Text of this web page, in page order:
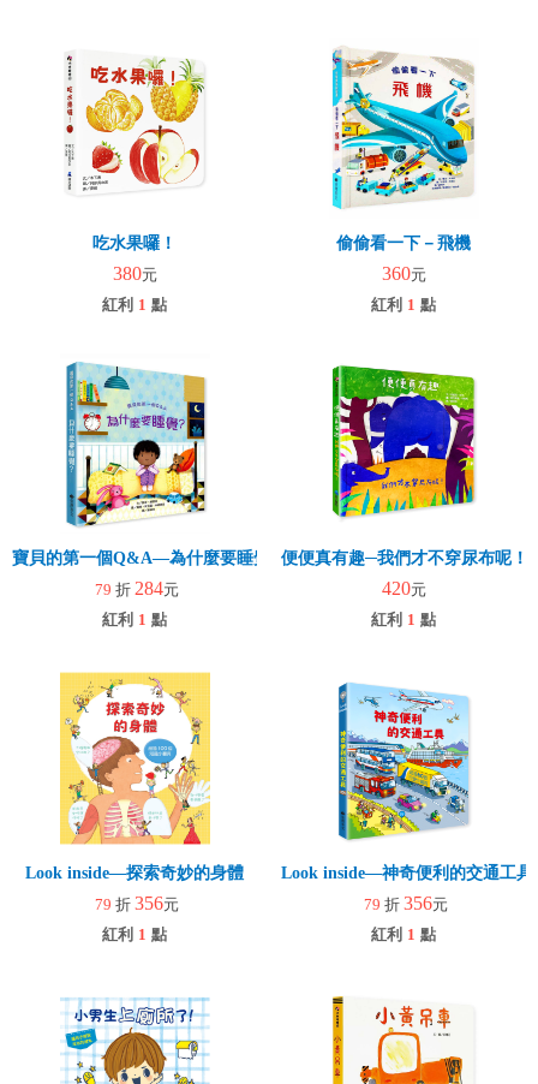
吃水果囉！
380元
紅利 1 點
偷偷看一下－飛機
360元
紅利 1 點
寶貝的第一個Q&A—為什麼要睡覺？
79 折 284元
紅利 1 點
便便真有趣─我們才不穿尿布呢！
420元
紅利 1 點
Look inside—探索奇妙的身體
79 折 356元
紅利 1 點
Look inside—神奇便利的交通工具
79 折 356元
紅利 1 點